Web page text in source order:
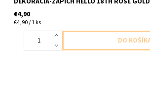
€4,90
€4,90 / 1 ks